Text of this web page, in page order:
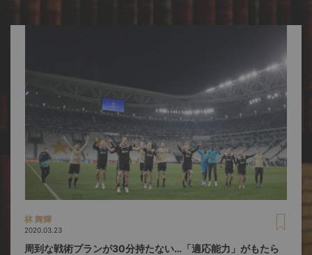
林 舞輝
2020.03.23
周到な戦術プランが30分持たない…「適応能力」がもたら